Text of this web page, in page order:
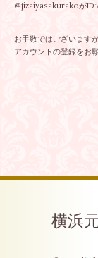
@jizaiyasakurakoがID
お手数ではございます
アカウントの登録をお
横浜